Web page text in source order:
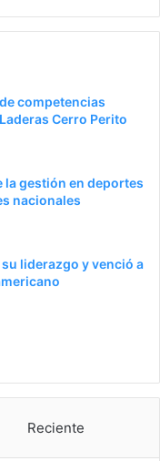
competencias
Cerro Perito
la gestión en deportes
nacionales
liderazgo y venció a
Reciente